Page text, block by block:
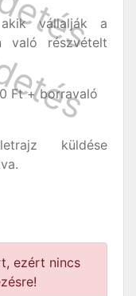
vállalják a
való részvételt
Ft + borravaló
küldése
ezért nincs